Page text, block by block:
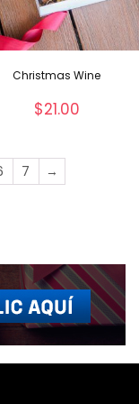
Christmas Wine
$21.00
7 →